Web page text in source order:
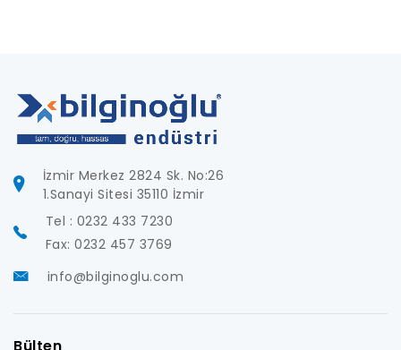
İzmir Merkez 2824 Sk. No:26
1.Sanayi Sitesi 35110 İzmir
Tel : 0232 433 7230
Fax: 0232 457 3769
info@bilginoglu.com